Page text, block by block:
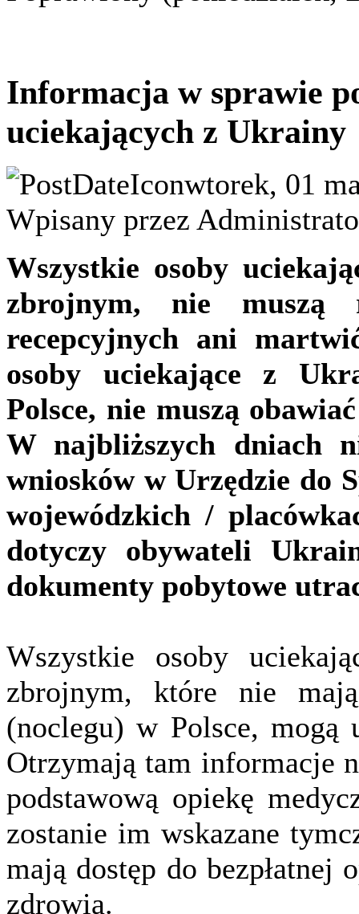
Informacja w sprawie
uciekających z Ukrainy
wtorek, 01
Wpisany przez
Wszystkie osoby
zbrojnym, nie muszą
recepcyjnych ani
osoby uciekające z
Polsce, nie muszą
W najbliższych dniach
wniosków w Urzędzie do
wojewódzkich /
dotyczy obywateli
dokumenty pobytowe
Wszystkie osoby
zbrojnym, które nie
(noclegu) w Polsce, mogą
Otrzymają tam informacje
podstawową opiekę
zostanie im wskazane
mają dostęp do bezpłatnej
zdrowia.